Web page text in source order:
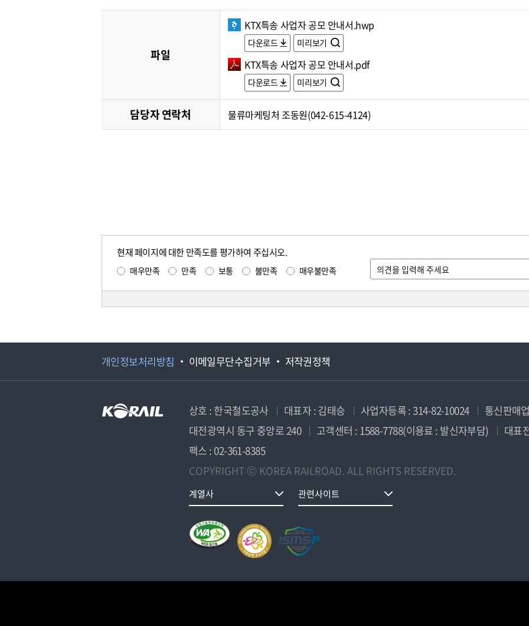
파일
KTX특송 사업자 공모 안내서.hwp
다운로드 미리보기
KTX특송 사업자 공모 안내서.pdf
다운로드 미리보기
담당자 연락처 물류마케팅처 조동원(042-615-4124)
현재 페이지에 대한 만족도를 평가하여 주십시오.
매우만족 만족 보통 불만족 매우불만족
개인정보처리방침 이메일무단수집거부 저작권정책
상호 : 한국철도공사 대표자 : 김태승 사업자등록 : 314-82-10024
통신판매
대전광역시 동구 중앙로 240
고객센터 : 1588-7788(이용료 : 발신자부담)
대표
팩스 : 02-361-8385
COPYRIGHT ⓒ KOREA RAILROAD. ALL RIGHTS RESERVED.
계열사 관련사이트